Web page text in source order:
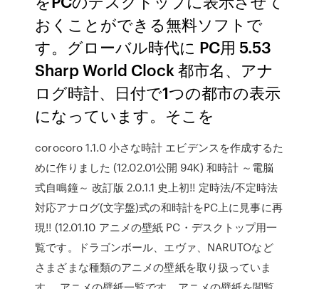
おくことができる無料ソフトで
す。グローバル時代に PC用 5.53
Sharp World Clock 都市名、アナ
ログ時計、日付で1つの都市の表示
になっています。そこを
corocoro 1.1.0 小さな時計 エビデンスを作成するた
めに作りました (12.02.01公開 94K) 和時計 ～電脳
式自鳴鐘～ 改訂版 2.0.1.1 史上初!! 定時法/不定時法
対応アナログ(文字盤)式の和時計をPC上に見事に再
現!! (12.01.10 アニメの壁紙 PC・デスクトップ用一
覧です。ドラゴンボール、エヴァ、NARUTOなど
さまざまな種類のアニメの壁紙を取り扱っていま